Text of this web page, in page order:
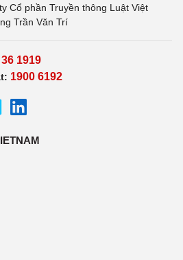
Cổ phần Truyền thông Luật Việt
Trần Văn Trí
1919
1900 6192